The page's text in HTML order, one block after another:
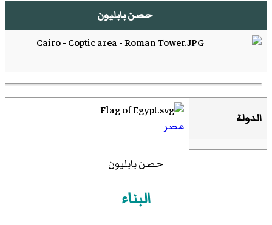
حصن بابليون
الدولة مصر
حصن بابليون
البناء